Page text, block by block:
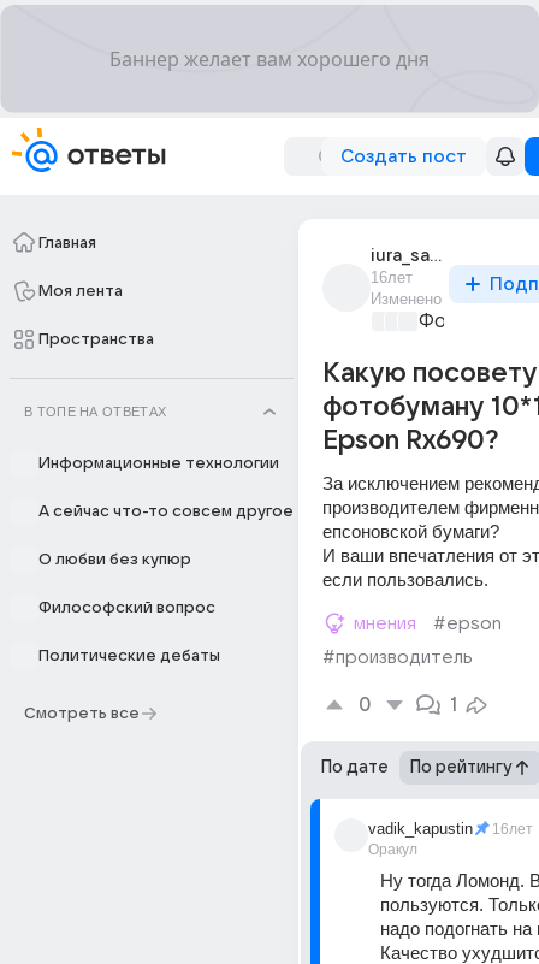
Создать пост
Главная
Моя лента
Пространства
В ТОПЕ НА ОТВЕТАХ
Информационные технологии
А сейчас что-то совсем другое
О любви без купюр
Философский вопрос
Политические дебаты
Смотреть все
iura_saprunov
16лет
Изменено
Фото,
Какую
фотобуману
Epson Rx690?
За исключением
производителем
епсоновской бумаги?
И ваши впечатления от
если пользовались.
мнения
#epson
#производитель
0 1
По дате По рейтингу
vadik_kapustin
Оракул
16лет
Ну тогда Ломонд.
пользуются.
надо подогнать на
Качество